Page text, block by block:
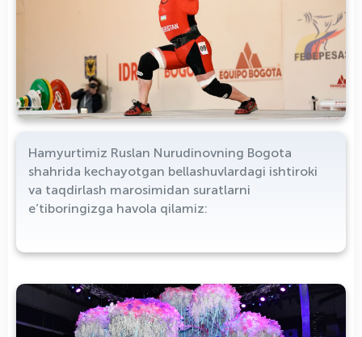
Hamyurtimiz Ruslan Nurudinovning Bogota
shahrida kechayotgan bellashuvlardagi ishtiroki
va taqdirlash marosimidan suratlarni
e’tiboringizga havola qilamiz: